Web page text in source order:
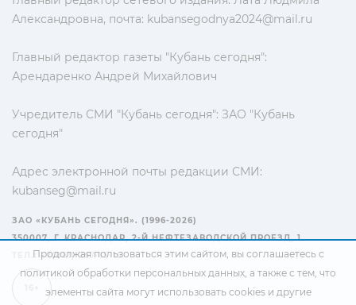
Александровна, почта: kubansegodnya2024@mail.ru
Главный редактор газеты "Кубань сегодня":
Арендаренко Андрей Михайлович
Учредитель СМИ "Кубань сегодня": ЗАО "Кубань
сегодня"
Адрес электронной почты редакции СМИ:
kubanseg@mail.ru
ЗАО «КУБАНЬ СЕГОДНЯ». (1996-2026)
350007, Г. КРАСНОДАР, 2-Й НЕФТЕЗАВОДСКОЙ ПРОЕЗД, 1
ТЕЛ.: +7(861) 267-15-15
Продолжая пользоваться этим сайтом, вы соглашаетесь с
политикой обработки персональных данных, а также с тем, что
элементы сайта могут использовать cookies и другие